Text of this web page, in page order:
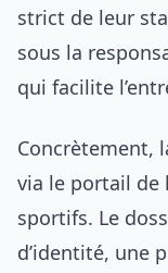
strict de leur
sous la
qui facilite
Concrètement,
via le portail de
sportifs. Le
d’identité, une